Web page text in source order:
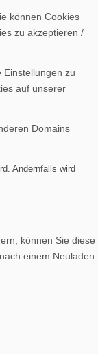
können Cookies
zu akzeptieren /
zu
auf unserer
Domains
Andernfalls wird
können Sie diese
einem Neuladen